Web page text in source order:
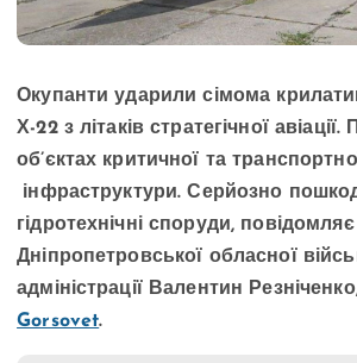
Окупанти ударили сімома
Х-22 з літаків стратегічної
об’єктах критичної та
інфраструктури. Серйозно
гідротехнічні споруди,
Дніпропетровської обласної
адміністрації Валентин
Gorsovet.